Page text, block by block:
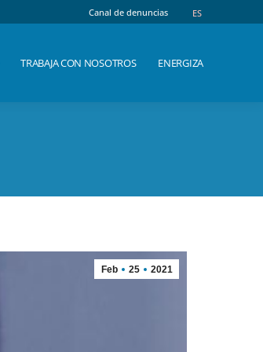
Canal de denuncias ES
TRABAJA CON NOSOTROS ENERGIZA
Feb 25 2021
Canal de denuncias ES